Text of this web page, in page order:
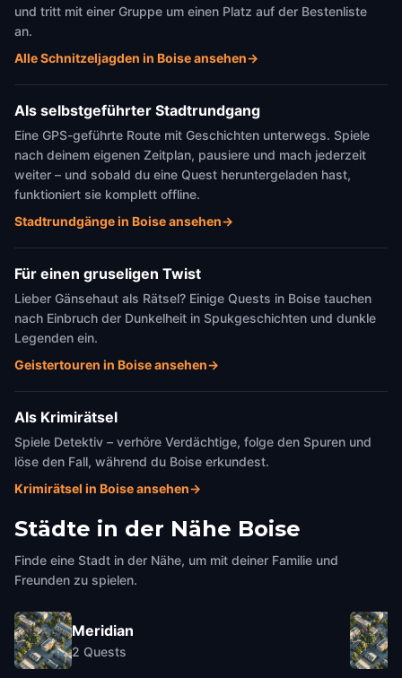
und tritt mit einer Gruppe um einen Platz auf der Bestenliste
an.
Alle Schnitzeljagden in Boise ansehen→
Als selbstgeführter Stadtrundgang
Eine GPS-geführte Route mit Geschichten unterwegs. Spiele
nach deinem eigenen Zeitplan, pausiere und mach jederzeit
weiter – und sobald du eine Quest heruntergeladen hast,
funktioniert sie komplett offline.
Stadtrundgänge in Boise ansehen→
Für einen gruseligen Twist
Lieber Gänsehaut als Rätsel? Einige Quests in Boise tauchen
nach Einbruch der Dunkelheit in Spukgeschichten und dunkle
Legenden ein.
Geistertouren in Boise ansehen→
Als Krimirätsel
Spiele Detektiv – verhöre Verdächtige, folge den Spuren und
löse den Fall, während du Boise erkundest.
Krimirätsel in Boise ansehen→
Städte in der Nähe Boise
Finde eine Stadt in der Nähe, um mit deiner Familie und
Freunden zu spielen.
Meridian
2 Quests